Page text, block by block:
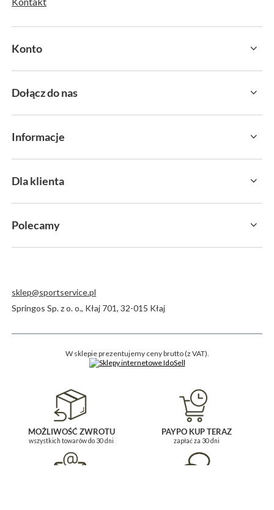
Konto
Dołącz do nas
Informacje
Dla klienta
Polecamy
sklep@sportservice.pl
Springos Sp. z o. o., Kłaj 701,32-015 Kłaj
W sklepie prezentujemy ceny brutto (z VAT).
MOŻLIWOŚĆ ZWROTU
wszystkich towarów do 30 dni
PAYPO KUP TERAZ
zapłać za 30 dni